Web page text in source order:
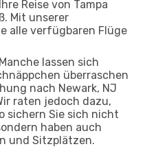
Reise von Tampa
Mit unserer
alle verfügbaren Flüge
lassen sich
überraschen
nach Newark, NJ
raten jedoch dazu,
sichern Sie sich nicht
haben auch
und Sitzplätzen.